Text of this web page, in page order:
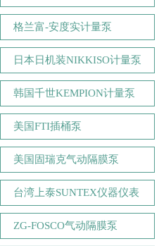
格兰富-安度实计量泵
日本日机装NIKKISO计量泵
韩国千世KEMPION计量泵
美国FTI插桶泵
美国固瑞克气动隔膜泵
台湾上泰SUNTEX仪器仪表
ZG-FOSCO气动隔膜泵